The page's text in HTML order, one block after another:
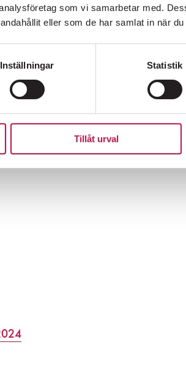
som vi samarbetar med.
eller som de har samlat in när
Inställningar Statistik
Tillåt urval
respektive Folkoperans
Vänners
MEST HÖGLJUDDA GRANNE
72,